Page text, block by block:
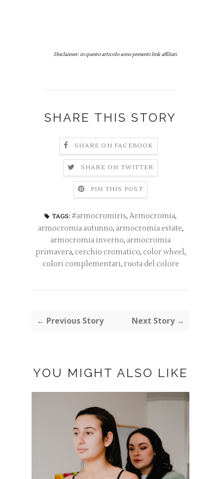
Disclaimer: in questo articolo sono presenti link affiliati
SHARE THIS STORY
SHARE ON FACEBOOK
SHARE ON TWITTER
PIN THIS POST
TAGS: #armocromiris, Armocromia,
armocromia autunno, armocromia estate,
armocromia inverno, armocromia
primavera, cerchio cromatico, color wheel,
colori complementari, ruota del colore
← Previous Story Next Story →
YOU MIGHT ALSO LIKE